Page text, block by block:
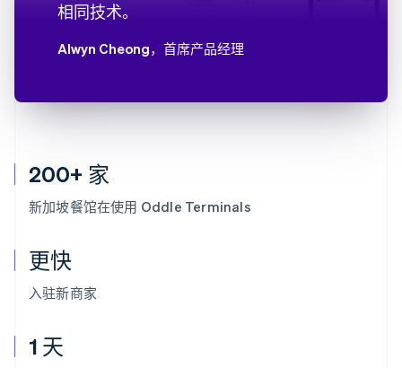
200+ 家
新加坡餐馆在使用 Oddle Terminals
更快
入驻新商家
1 天
相同技术。
Alwyn Cheong，首席产品经理